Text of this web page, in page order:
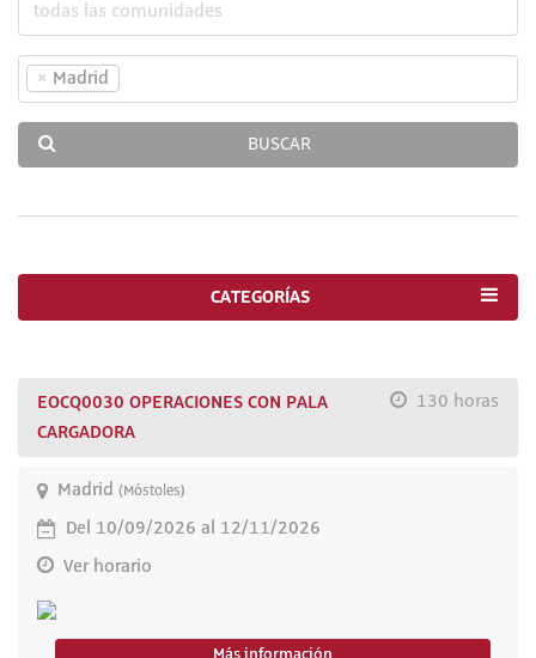
× Madrid
BUSCAR
CATEGORÍAS
130 horas
EOCQ0030 OPERACIONES CON PALA
CARGADORA
Madrid (Móstoles)
Del 10/09/2026 al 12/11/2026
Ver horario
Más información